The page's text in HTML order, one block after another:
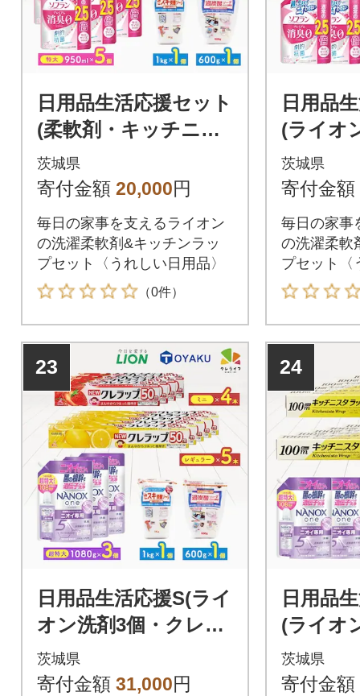
日用品生活応援セット
(柔軟剤・キッチニス
タラップ・住宅洗剤2
種)
茨城県
寄付金額 20,000円
毎日の家事を支えるライオン
の洗濯柔軟剤&キッチンラッ
プセット〈うれしい日用品〉
（0件）
日用品
(ライオ
キッチ
本)
茨城県
寄付金額
毎日の家事
の洗濯柔軟
プセット〈
23
日用品生活応援S(ライ
オン洗剤3個・クレラ
ップ9本・セスキ炭酸
ソーダ1kg・過炭酸ソ
茨城県
寄付金額 31,000円
24
日用品
(ライオ
ッチニ
本)
茨城県
寄付金額